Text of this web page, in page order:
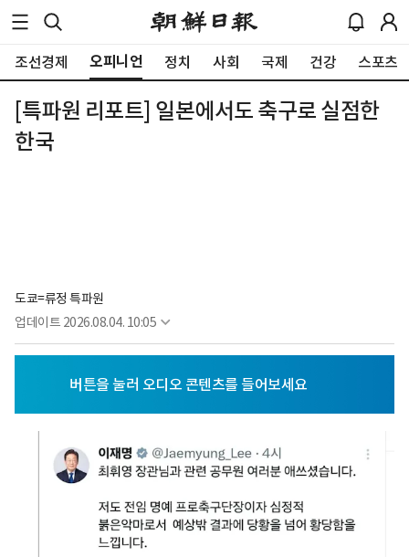
조선경제 오피니언 정치 사회 국제 건강 스포츠
[특파원 리포트] 일본에서도 축구로 실점한
한국
도쿄=류정 특파원
업데이트 2026.08.04. 10:05